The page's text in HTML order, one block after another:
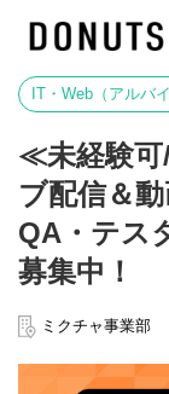
IT・Web（アルバイ
≪未経験可
ブ配信＆
QA・テス
募集中！
ミクチャ事業部